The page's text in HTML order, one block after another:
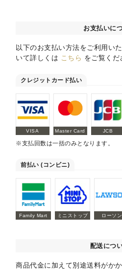
お支払いに
以下のお支払い方法をご利用い
いて詳しくは こちら をご覧くだ
クレジットカード払い
VISA Master Card JCB
※支払回数は一括のみとなります。
前払い (コンビニ)
Family Mart ミニストップ ローソン
配送につ
商品代金に加えて別途送料がか